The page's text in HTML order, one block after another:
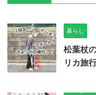
暮らし
松葉杖
リカ旅